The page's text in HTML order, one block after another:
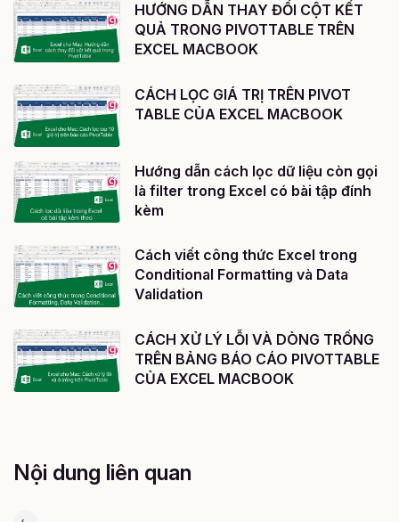
HƯỚNG DẪN THAY ĐỔI CỘT KẾT
QUẢ TRONG PIVOTTABLE TRÊN
EXCEL MACBOOK
CÁCH LỌC GIÁ TRỊ TRÊN PIVOT
TABLE CỦA EXCEL MACBOOK
Hướng dẫn cách lọc dữ liệu còn gọi
là filter trong Excel có bài tập đính
kèm
Cách viết công thức Excel trong
Conditional Formatting và Data
Validation
CÁCH XỬ LÝ LỖI VÀ DÒNG TRỐNG
TRÊN BẢNG BÁO CÁO PIVOTTABLE
CỦA EXCEL MACBOOK
Nội dung liên quan